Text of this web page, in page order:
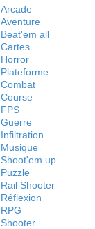
Arcade
Aventure
Beat'em all
Cartes
Horror
Plateforme
Combat
Course
FPS
Guerre
Infiltration
Musique
Shoot'em up
Puzzle
Rail Shooter
Réflexion
RPG
Shooter